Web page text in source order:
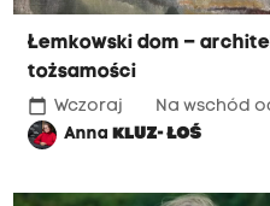
Łemkowski dom –
tożsamości
calendar_today Wczoraj
Na wschód
AnnaKLUZ- ŁOŚ